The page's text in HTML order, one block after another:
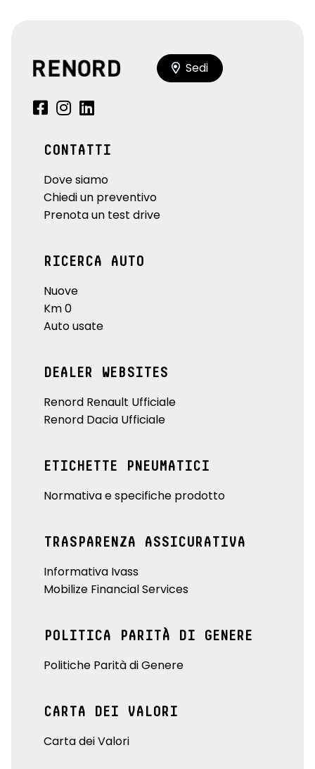
Sedi
CONTATTI
Dove siamo
Chiedi un preventivo
Prenota un test drive
RICERCA AUTO
Nuove
Km 0
Auto usate
DEALER WEBSITES
Renord Renault Ufficiale
Renord Dacia Ufficiale
ETICHETTE PNEUMATICI
Normativa e specifiche prodotto
TRASPARENZA ASSICURATIVA
Informativa Ivass
Mobilize Financial Services
POLITICA PARITÀ DI GENERE
Politiche Parità di Genere
CARTA DEI VALORI
Carta dei Valori